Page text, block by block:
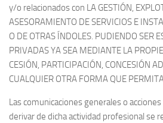
y/o relacionados con LA GESTIÓN,
ASESORAMIENTO DE SERVICIOS E
O DE OTRAS ÍNDOLES. PUDIENDO SER
PRIVADAS YA SEA MEDIANTE LA
CESIÓN, PARTICIPACIÓN, CONCESIÓN
CUALQUIER OTRA FORMA QUE
Las comunicaciones generales o
derivar de dicha actividad profesional se